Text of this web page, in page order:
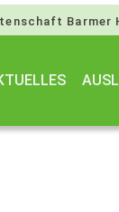
Barmer